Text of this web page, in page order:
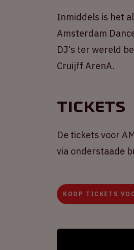
Inmiddels is het
Amsterdam
DJ's ter wereld
Cruijff ArenA.
Tickets
De tickets voor
via onderstaade
KOOP TICKETS